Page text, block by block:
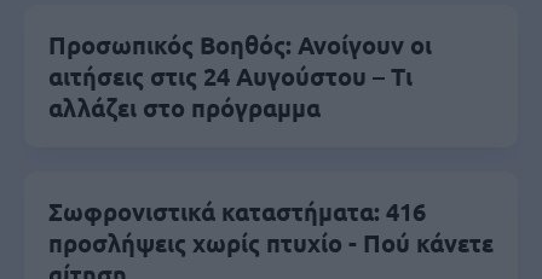
Προσωπικός Βοηθός: Ανοίγουν οι
αιτήσεις στις 24 Αυγούστου – Τι
αλλάζει στο πρόγραμμα
Σωφρονιστικά καταστήματα: 416
προσλήψεις χωρίς πτυχίο - Πού κάνετε